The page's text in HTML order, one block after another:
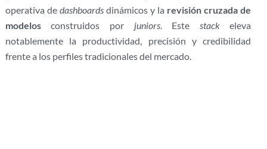
operativa de dashboardsdinámicos y la revisión cruzada de
modelosconstruidos por juniors. Este stackeleva
notablemente la productividad, precisión y credibilidad
frente a los perfiles tradicionales del mercado.